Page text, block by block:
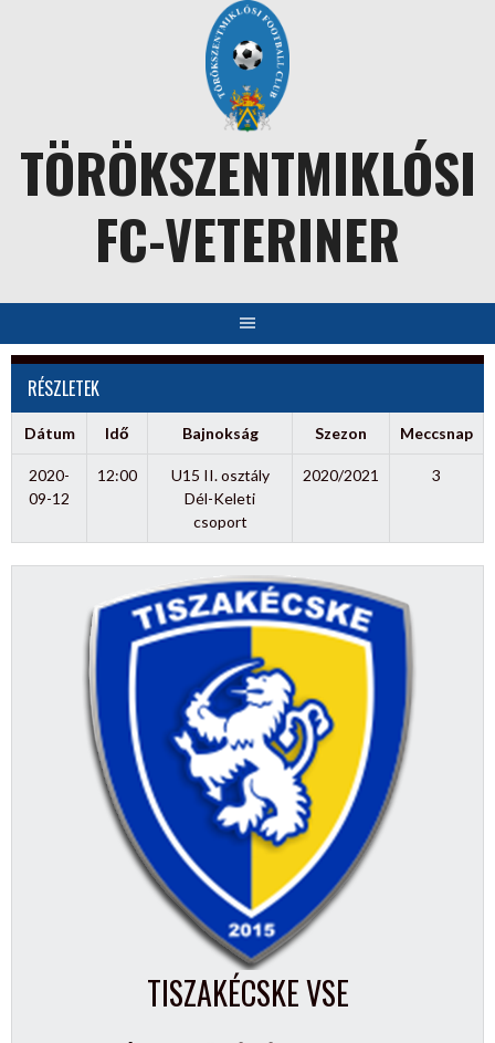
TÖRÖKSZENTMIKLÓSI
FC-VETERINER
RÉSZLETEK
Dátum Idő Bajnokság Szezon Meccsnap
2020-
09-12
12:00
U15 II. osztály
Dél-Keleti
csoport
2020/2021 3
TISZAKÉCSKE VSE